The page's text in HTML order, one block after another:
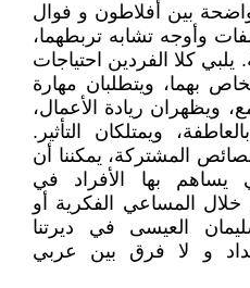
بين أفلاطون و فوال
وأوجه تشابه تربطهما،
كلا الفردين احتياجات
بهما، ويتطلبان مهارة
ويظهران ريادة الأعمال،
ويمتلكان التأثير.
المشتركة، يمكننا أن
يساهم بها الأفراد في
المساعي الفكرية أو
العيسى في ديرتنا
و لا فرق بين عربي